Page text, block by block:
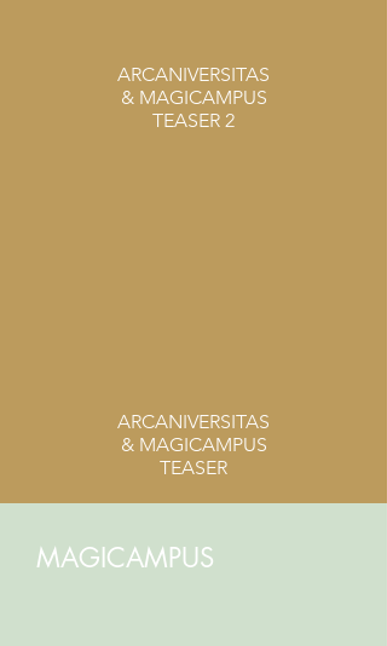
ARCANIVERSITAS
& MAGICAMPUS
TEASER 2
ARCANIVERSITAS
& MAGICAMPUS
TEASER
MAGICAMPUS